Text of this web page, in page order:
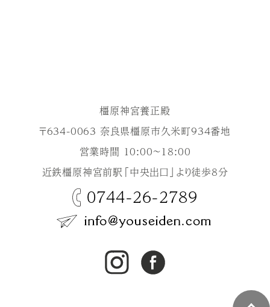
橿原神宮養正殿
〒634-0063 奈良県橿原市久米町934番地
営業時間 10:00～18:00
近鉄橿原神宮前駅「中央出口」より徒歩8分
0744-26-2789